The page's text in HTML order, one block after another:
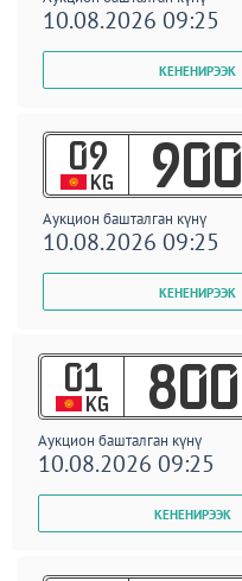
10.08.2026 09:25
09
KG 900
Аукцион башталган күнү
10.08.2026 09:25
01
KG 800
Аукцион башталган күнү
10.08.2026 09:25